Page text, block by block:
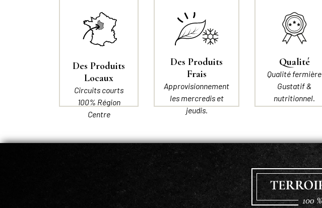
Des Produits
Locaux
Circuits courts
100% Région
Centre
Des Produits
Frais
Approvisionnement
les mercredis et
jeudis.
Qualité
Qualité fermière
Gustatif &
nutritionnel.